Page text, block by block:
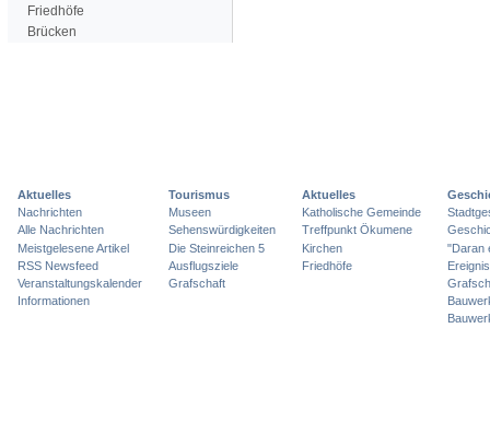
Friedhöfe
Brücken
Aktuelles
Nachrichten
Alle Nachrichten
Meistgelesene Artikel
RSS Newsfeed
Veranstaltungskalender
Informationen
Tourismus
Museen
Sehenswürdigkeiten
Die Steinreichen 5
Ausflugsziele
Grafschaft
Aktuelles
Katholische Gemeinde
Treffpunkt Ökumene
Kirchen
Friedhöfe
"Daran